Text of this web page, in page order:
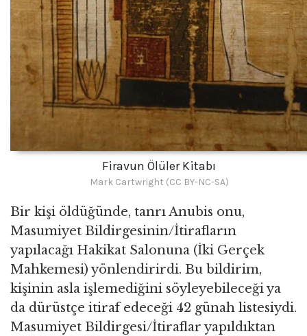
Firavun Ölüler Kitabı
Mark Cartwright (CC BY-NC-SA)
Bir kişi öldüğünde, tanrı Anubis onu,
Masumiyet Bildirgesinin/İtirafların
yapılacağı Hakikat Salonuna (İki Gerçek
Mahkemesi) yönlendirirdi. Bu bildirim,
kişinin asla işlemediğini söyleyebileceği ya
da dürüstçe itiraf edeceği 42 günah listesiydi.
Masumiyet Bildirgesi/İtiraflar yapıldıktan